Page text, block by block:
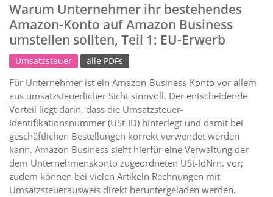
Warum Unternehmer ihr bestehendes
Amazon-Konto auf Amazon Business
umstellen sollten, Teil 1: EU-Erwerb
Umsatzsteuer alle PDFs
Für Unternehmer ist ein Amazon-Business-Konto vor allem
aus umsatzsteuerlicher Sicht sinnvoll. Der entscheidende
Vorteil liegt darin, dass die Umsatzsteuer-
Identifikationsnummer (USt-ID) hinterlegt und damit bei
geschäftlichen Bestellungen korrekt verwendet werden
kann. Amazon Business sieht hierfür eine Verwaltung der
dem Unternehmenskonto zugeordneten USt-IdNrn. vor;
zudem können bei vielen Artikeln Rechnungen mit
Umsatzsteuerausweis direkt heruntergeladen werden.